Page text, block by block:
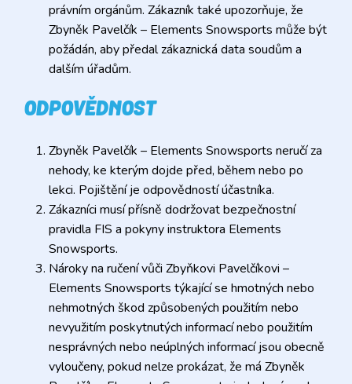
právním orgánům. Zákazník také upozorňuje, že
Zbyněk Pavelčík – Elements Snowsports může být
požádán, aby předal zákaznická data soudům a
dalším úřadům.
ODPOVĚDNOST
Zbyněk Pavelčík – Elements Snowsports neručí za
nehody, ke kterým dojde před, během nebo po
lekci. Pojištění je odpovědností účastníka.
Zákazníci musí přísně dodržovat bezpečnostní
pravidla FIS a pokyny instruktora Elements
Snowsports.
Nároky na ručení vůči Zbyňkovi Pavelčíkovi –
Elements Snowsports týkající se hmotných nebo
nehmotných škod způsobených použitím nebo
nevyužitím poskytnutých informací nebo použitím
nesprávných nebo neúplných informací jsou obecně
vyloučeny, pokud nelze prokázat, že má Zbyněk